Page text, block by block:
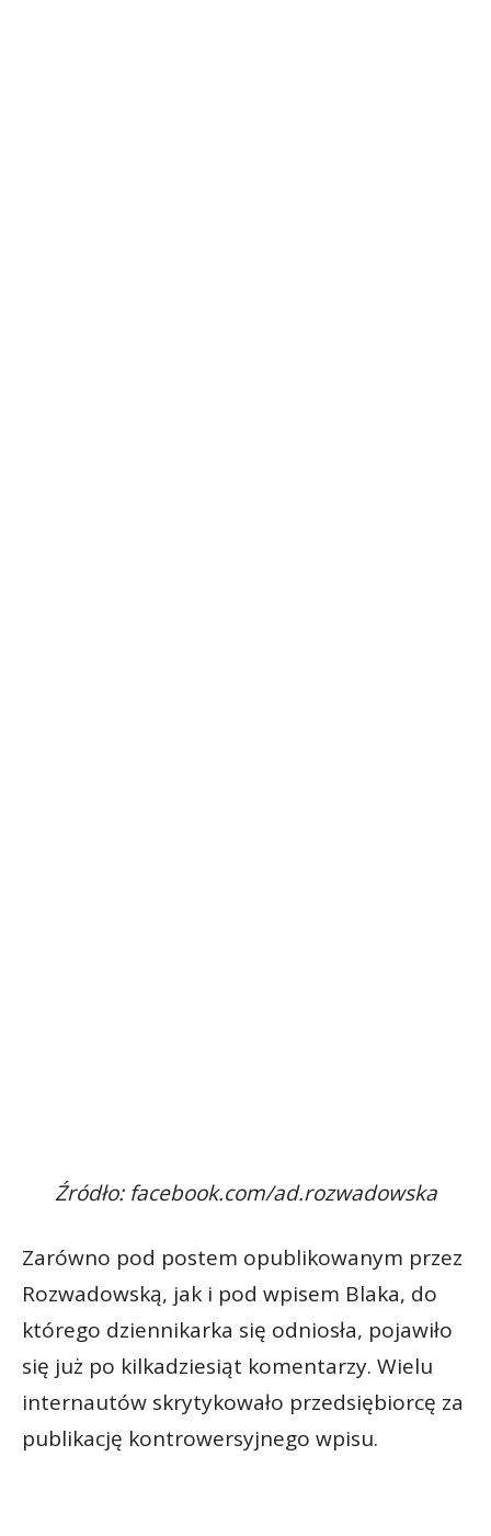
Źródło: facebook.com/ad.rozwadowska
Zarówno pod postem opublikowanym przez
Rozwadowską, jak i pod wpisem Blaka, do
którego dziennikarka się odniosła, pojawiło
się już po kilkadziesiąt komentarzy. Wielu
internautów skrytykowało przedsiębiorcę za
publikację kontrowersyjnego wpisu.